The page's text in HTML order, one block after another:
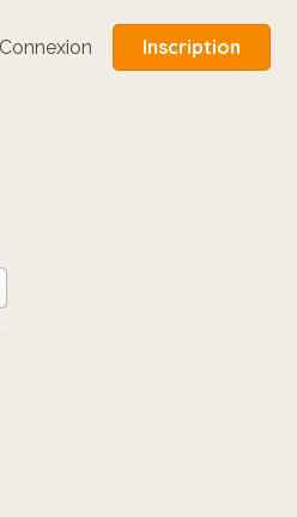
Connexion Inscription